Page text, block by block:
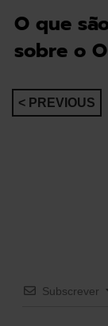
O que
sobre o
Navegação
< PREVIOUS
Subscrever